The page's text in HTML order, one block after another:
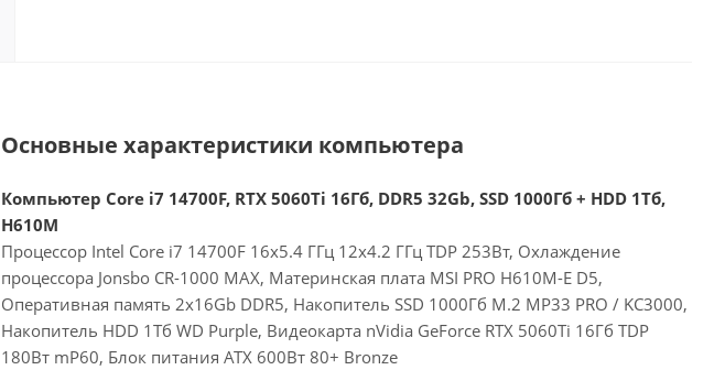
Основные характеристики компьютера
Компьютер Core i7 14700F, RTX 5060Ti 16Гб, DDR5 32Gb, SSD 1000Гб + HDD 1Тб,
H610M
Процессор Intel Core i7 14700F 16x5.4 ГГц 12x4.2 ГГц TDP 253Вт, Охлаждение
процессора Jonsbo CR-1000 MAX, Материнская плата MSI PRO H610M-E D5,
Оперативная память 2x16Gb DDR5, Накопитель SSD 1000Гб M.2 MP33 PRO / KC3000,
Накопитель HDD 1Тб WD Purple, Видеокарта nVidia GeForce RTX 5060Ti 16Гб TDP
180Вт mP60, Блок питания ATX 600Вт 80+ Bronze